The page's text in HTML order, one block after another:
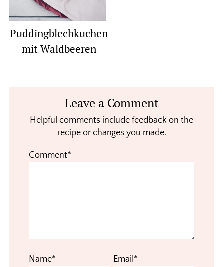
Puddingblechkuchen
mit Waldbeeren
InteractionsLeave a Comment
Helpful comments include feedback on the
recipe or changes you made.
Comment*
Name* Email*